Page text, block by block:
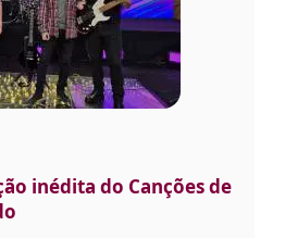
inédita do Canções de